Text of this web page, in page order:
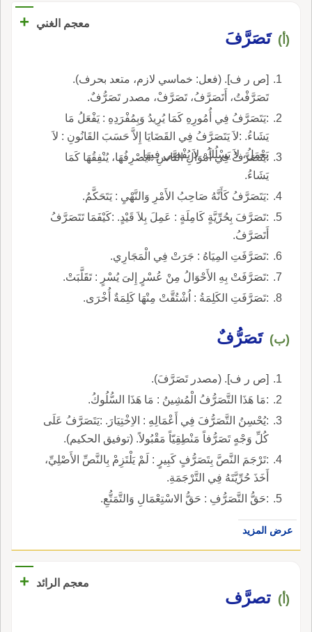
معجم الغني +
(أ) تَصَرَّفَ
[ص ر ف]. (فعل: خماسي لازم، متعد بحرف).
تَصَرَّفْتُ، أَتَصَرَّفُ، تَصَرَّفْ، مصدر تَصَرُّفٌ.
:يَتَصَرَّفُ فِي أُمُورِهِ كَمَا يُرِيدُ وَبِمُفْرَدِهِ : يَفْعَلُ مَا
يَشَاءُ. :لاَ يَتَصَرَّفُ فِي القَضَايَا إِلاَّ حَسَبَ القَانُونِ : لاَ
يَعْمَلُ، لاَ يَسْلُكُ، لاَ يُفْضِي فِيهَا.
:يَتَصَرَّفُ فِي أَمْوَالِ النَّاسِ : يَصْرِفُهَا، يُنْفِقُهَا كَمَا
يَشَاءُ.
:يَتَصَرَّفُ كَأَنَّهُ صَاحِبُ الأَمْرِ وَالنَّهْيِ : يَتَحَكَّمُ.
:تَصَرَّفَ بِحُرِّيَّةٍ كَامِلَةٍ : عَمِلَ بِلاَ قَيْدٍ. :كَيْفَمَا تَتَصَرَّفُ
أَتَصَرَّفُ.
:تَصَرَّفَتِ المِيَاهُ : جَرَتْ فِي الْمَجَارِي.
:تَصَرَّفَتْ بِهِ الأَحْوَالُ مِنْ عُسْرٍ إِلىَ يُسْرٍ : تَقَلَّبَتْ.
:تَصَرَّفَتِ الكَلِمَةُ : اُشْتُقَّتْ مِنْهَا كَلِمَةٌ أُخْرَى.
(ب) تَصَرُّفٌ
[ص ر ف]. (مصدر تَصَرَّفَ).
:مَا هَذَا التَّصَرُّفُ الْمُشِينُ : مَا هَذَا السُّلُوكُ.
:يُحْسِنُ التَّصَرُّفَ فِي أَعْمَالِهِ : الاِخْتِيَارَ. :يَتَصَرَّفُ عَلَى
كُلِّ وَجْهٍ تَصَرُّفاً مَنْطِقِيّاً مَقْبُولاً. (توفيق الحكيم).
:تَرْجَمَ النَّصَّ بِتَصَرُّفٍ كَبِيرٍ : لَمْ يَلْتَزِمْ بِالنَّصِّ الأَصْلِيِّ،
أَخَذَ حُرِّيَّتَهُ فِي التَّرْجَمَةِ.
:حَقُّ التَّصَرُّفِ : حَقُّ الاسْتِعْمَالِ وَالتَّمَتُّعِ.
عرض المزيد
معجم الرائد +
(أ) تصرَّف